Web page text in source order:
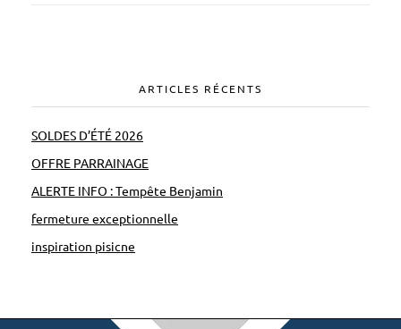
ARTICLES RÉCENTS
SOLDES D’ÉTÉ 2026
OFFRE PARRAINAGE
ALERTE INFO : Tempête Benjamin
fermeture exceptionnelle
inspiration pisicne